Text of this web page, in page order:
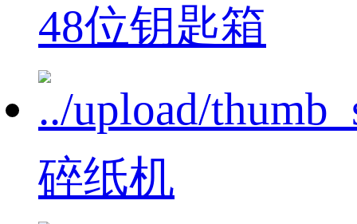
48位钥匙箱
碎纸机